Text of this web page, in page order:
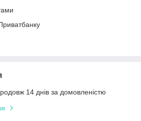
14 днів за домовленістю